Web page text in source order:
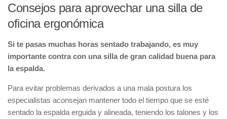
Consejos para aprovechar una silla de
oficina ergonómica
Si te pasas muchas horas sentado trabajando, es muy
importante contra con una silla de gran calidad buena para
la espalda.
Para evitar problemas derivados a una mala postura los
especialistas aconsejan mantener todo el tiempo que se esté
sentado la espalda erguida y alineada, teniendo los talones y los